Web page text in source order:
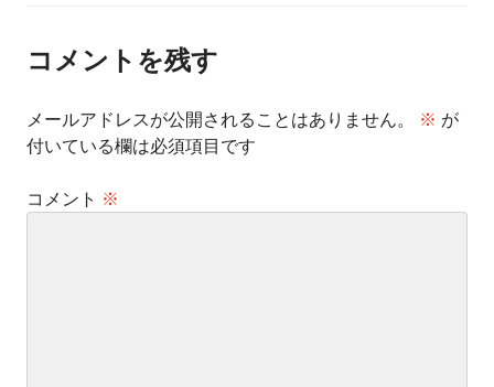
シ
ョ
コメントを残す
メールアドレスが公開されることはありません。 ※ が
付いている欄は必須項目です
コメント ※